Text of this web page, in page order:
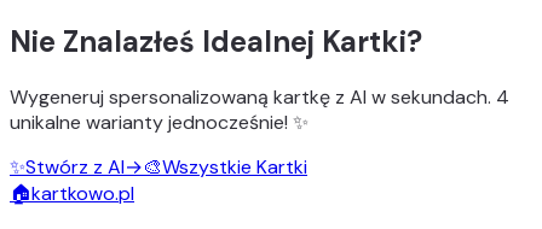
Nie Znalazłeś Idealnej Kartki?
Wygeneruj spersonalizowaną kartkę z AI w sekundach. 4
unikalne wariantyjednocześnie! ✨
✨Stwórz z AI→🎨Wszystkie Kartki
🏠kartkowo.pl